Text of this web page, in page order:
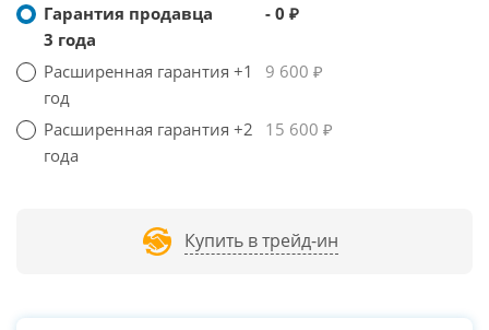
Гарантия продавца
3 года
- 0 ₽
Расширенная гарантия +1
год
9 600 ₽
Расширенная гарантия +2
года
15 600 ₽
Купить в трейд-ин